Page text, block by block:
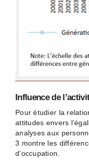
Influence de
Pour étudier la
attitudes envers
analyses aux
3 montre les
d’occupation.